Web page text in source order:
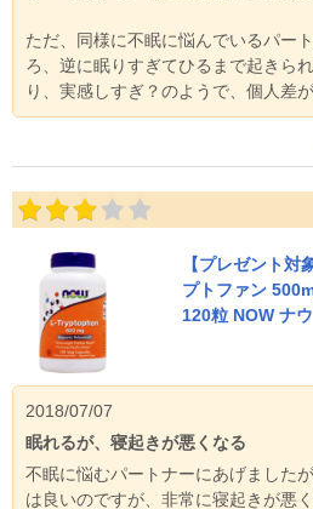
ただ、同様に不眠に悩んでいるパー
ろ、逆に眠りすぎてひるまで起きら
り、実感しすぎ？のようで、個人差
【プレゼント対
プトファン
120粒 NOW ナウ
2018/07/07
眠れるが、寝起きが悪くなる
不眠に悩むパートナーにあげました
は良いのですが、非常に寝起きが悪